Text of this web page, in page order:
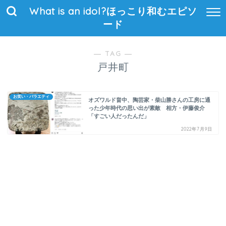
What is an idol?ほっこり和むエピソ
ード
― TAG ―
戸井町
お笑い・バラエティ
オズワルド畠中、陶芸家・柴山勝さんの工房に通
った少年時代の思い出が素敵 相方・伊藤俊介
「すごい人だったんだ」
2022年7月9日